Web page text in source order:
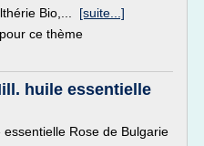
Bio,... [suite...]
ce thème
huile essentielle
essentielle Rose de Bulgarie